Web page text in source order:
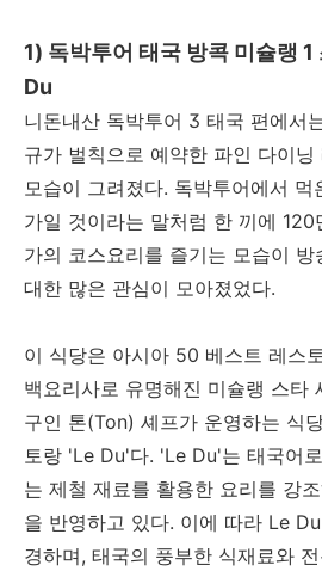
1) 독박투어 태국 방콕 미슐랭 1
Du
니돈내산 독박투어 3 태국 편에서
규가 벌칙으로 예약한 파인 다이
모습이 그려졌다. 독박투어에서
가일 것이라는 말처럼 한 끼에
가의 코스요리를 즐기는 모습이 방
대한 많은 관심이 모아졌었다.
이 식당은 아시아 50 베스트 레스
백요리사로 유명해진 미슐랭 스타
구인 톤(Ton) 셰프가 운영하는 식
토랑 'Le Du'다. 'Le Du'는 태국어
는 제철 재료를 활용한 요리를 강
을 반영하고 있다. 이에 따라 Le
경하며, 태국의 풍부한 식재료와